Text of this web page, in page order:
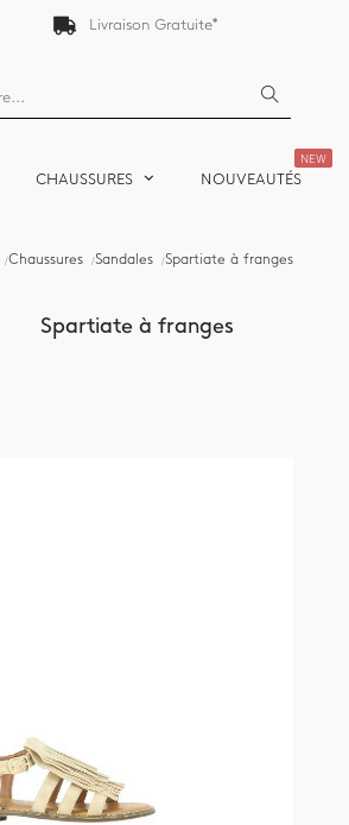
Livraison Gratuite*
CHAUSSURES NOUVEAUTÉS
NEW
Chaussures Sandales Spartiate à franges
Spartiate à franges